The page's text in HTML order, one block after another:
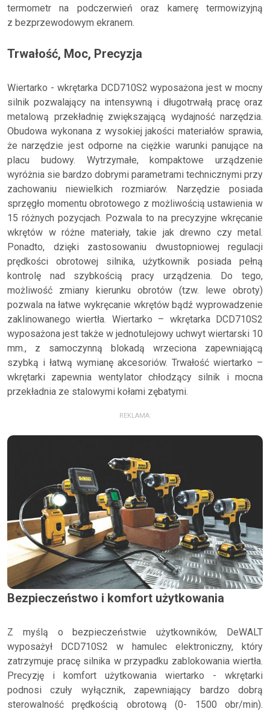
termometr na podczerwień oraz kamerę termowizyjną
z bezprzewodowym ekranem.
Trwałość, Moc, Precyzja
Wiertarko - wkrętarka DCD710S2 wyposażona jest w mocny
silnik pozwalający na intensywną i długotrwałą pracę oraz
metalową przekładnię zwiększającą wydajność narzędzia.
Obudowa wykonana z wysokiej jakości materiałów sprawia,
że narzędzie jest odporne na ciężkie warunki panujące na
placu budowy. Wytrzymałe, kompaktowe urządzenie
wyróżnia sie bardzo dobrymi parametrami technicznymi przy
zachowaniu niewielkich rozmiarów. Narzędzie posiada
sprzęgło momentu obrotowego z możliwością ustawienia w
15 różnych pozycjach. Pozwala to na precyzyjne wkręcanie
wkrętów w różne materiały, takie jak drewno czy metal.
Ponadto, dzięki zastosowaniu dwustopniowej regulacji
prędkości obrotowej silnika, użytkownik posiada pełną
kontrolę nad szybkością pracy urządzenia. Do tego,
możliwość zmiany kierunku obrotów (tzw. lewe obroty)
pozwala na łatwe wykręcanie wkrętów bądź wyprowadzenie
zaklinowanego wiertła. Wiertarko – wkrętarka DCD710S2
wyposażona jest także w jednotulejowy uchwyt wiertarski 10
mm., z samoczynną blokadą wrzeciona zapewniającą
szybką i łatwą wymianę akcesoriów. Trwałość wiertarko –
wkrętarki zapewnia wentylator chłodzący silnik i mocna
przekładnia ze stalowymi kołami zębatymi.
REKLAMA:
Bezpieczeństwo i komfort użytkowania
Z myślą o bezpieczeństwie użytkowników, DeWALT
wyposażył DCD710S2 w hamulec elektroniczny, który
zatrzymuje pracę silnika w przypadku zablokowania wiertła.
Precyzję i komfort użytkowania wiertarko - wkrętarki
podnosi czuły wyłącznik, zapewniający bardzo dobrą
sterowalność prędkością obrotową (0- 1500 obr/min).